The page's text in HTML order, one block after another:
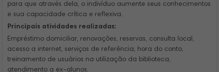
para que através dela, o indivíduo aumente seus conhecimentos
e sua capacidade crítica e reflexiva.
Principais atividades realizadas:
Empréstimo domiciliar, renovações, reservas, consulta local,
acesso a internet, serviços de referência, hora do conto,
treinamento de usuários na utilização da biblioteca,
atendimento a ex-alunos.